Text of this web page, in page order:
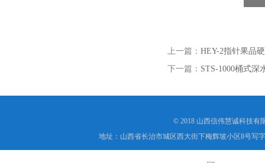
上一篇： HEY-2指针果品
下一篇： STS-1000桶式深
© 2018 山西信伟慧诚科技有
地址：山西省长治市城区西大街下梅辉坡小区8号写